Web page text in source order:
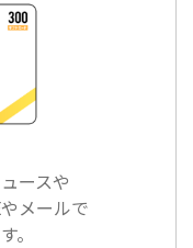
ースや
メールで
。